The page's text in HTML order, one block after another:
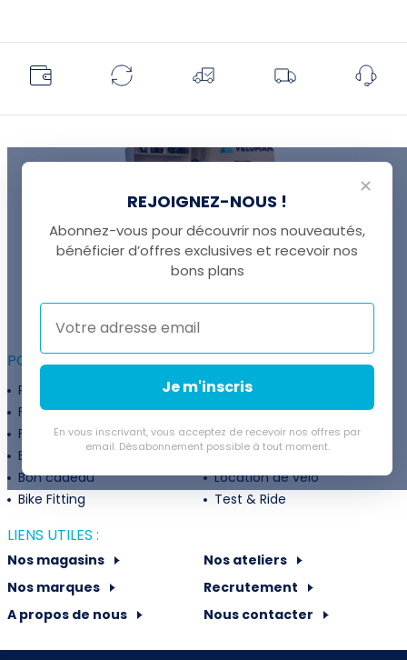
UNE QUESTION ?
+41 22 307 02 00
POUR ALLER PLUS LOIN :
Programme fidélité
Entreprises
Financement
Services
Flexibilité de paiement
Subventions
Extension de garantie
Politique de retour
Bon cadeau
Location de vélo
Bike Fitting
Test & Ride
LIENS UTILES :
Nos magasins
Nos ateliers
Nos marques
Recrutement
A propos de nous
Nous contacter
✕
REJOIGNEZ-NOUS !
Abonnez-vous pour découvrir nos nouveautés,
bénéficier d’offres exclusives et recevoir nos
bons plans
Je m'inscris
En vous inscrivant, vous acceptez de recevoir nos offres par
email. Désabonnement possible à tout moment.